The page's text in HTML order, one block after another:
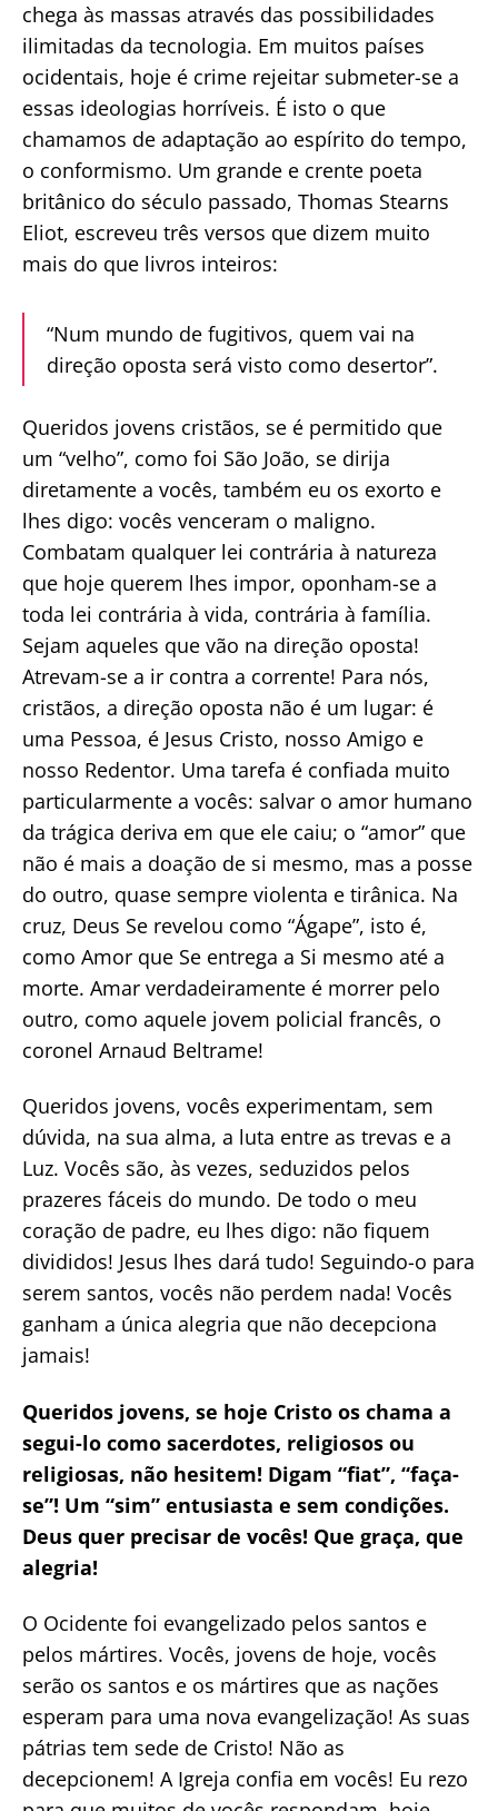
chega às massas através das possibilidades
ilimitadas da tecnologia. Em muitos países
ocidentais, hoje é crime rejeitar submeter-se a
essas ideologias horríveis. É isto o que
chamamos de adaptação ao espírito do tempo,
o conformismo. Um grande e crente poeta
britânico do século passado, Thomas Stearns
Eliot, escreveu três versos que dizem muito
mais do que livros inteiros:
“Num mundo de fugitivos, quem vai na
direção oposta será visto como desertor”.
Queridos jovens cristãos, se é permitido que
um “velho”, como foi São João, se dirija
diretamente a vocês, também eu os exorto e
lhes digo: vocês venceram o maligno.
Combatam qualquer lei contrária à natureza
que hoje querem lhes impor, oponham-se a
toda lei contrária à vida, contrária à família.
Sejam aqueles que vão na direção oposta!
Atrevam-se a ir contra a corrente! Para nós,
cristãos, a direção oposta não é um lugar: é
uma Pessoa, é Jesus Cristo, nosso Amigo e
nosso Redentor. Uma tarefa é confiada muito
particularmente a vocês: salvar o amor humano
da trágica deriva em que ele caiu; o “amor” que
não é mais a doação de si mesmo, mas a posse
do outro, quase sempre violenta e tirânica. Na
cruz, Deus Se revelou como “Ágape”, isto é,
como Amor que Se entrega a Si mesmo até a
morte. Amar verdadeiramente é morrer pelo
outro, como aquele jovem policial francês, o
coronel Arnaud Beltrame!
Queridos jovens, vocês experimentam, sem
dúvida, na sua alma, a luta entre as trevas e a
Luz. Vocês são, às vezes, seduzidos pelos
prazeres fáceis do mundo. De todo o meu
coração de padre, eu lhes digo: não fiquem
divididos! Jesus lhes dará tudo! Seguindo-o para
serem santos, vocês não perdem nada! Vocês
ganham a única alegria que não decepciona
jamais!
Queridos jovens, se hoje Cristo os chama a
segui-lo como sacerdotes, religiosos ou
religiosas, não hesitem! Digam “fiat”, “faça-
se”! Um “sim” entusiasta e sem condições.
Deus quer precisar de vocês! Que graça, que
alegria!
O Ocidente foi evangelizado pelos santos e
pelos mártires. Vocês, jovens de hoje, vocês
serão os santos e os mártires que as nações
esperam para uma nova evangelização! As suas
pátrias tem sede de Cristo! Não as
decepcionem! A Igreja confia em vocês! Eu rezo